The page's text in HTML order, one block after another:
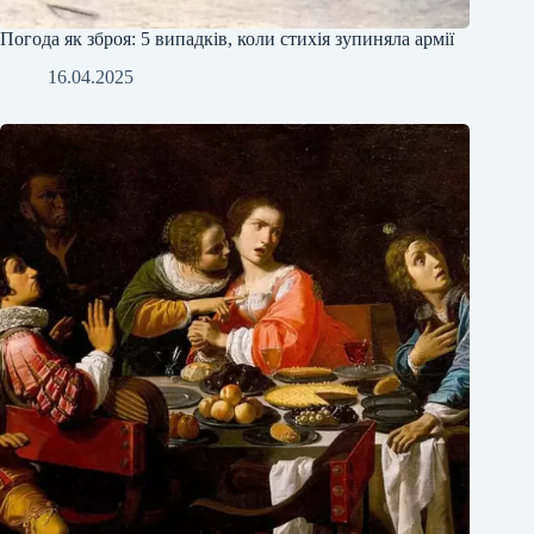
Погода як зброя: 5 випадків, коли стихія зупиняла армії
16.04.2025